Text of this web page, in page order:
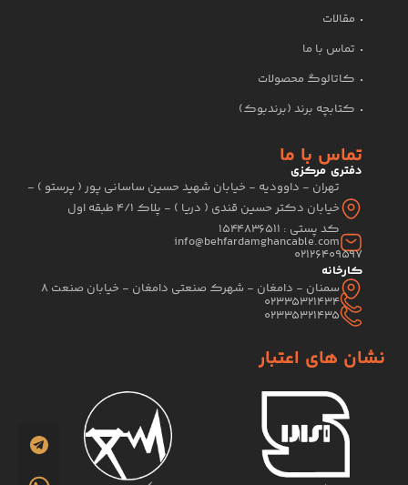
مقالات
تماس با ما
کاتالوگ محصولات
کتابچه برند (برندبوک)
تماس با ما
دفتری مرکزی
تهران - داوودیه - خیابان شهید حسین ساسانی پور ( پرستو ) -
خیابان دکتر حسین قندی ( دریا ) - پلاک 4/1 طبقه اول
کد پستی : 1544836511
info@behfardamghancable.com
02126409597
کارخانه
سمنان - دامغان - شهرک صنعتی دامغان - خیابان صنعت 8
02335321434
02335321435
نشان های اعتبار